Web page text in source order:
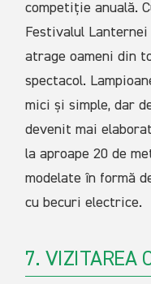
competiție anuală.
Festivalul
atrage oameni din
spectacol.
mici și simple, dar
devenit mai
la aproape 20 de
modelate în formă
cu becuri electrice.
7. VIZITAREA